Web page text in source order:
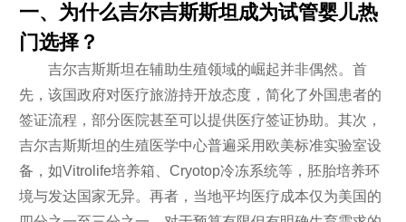
一、为什么吉尔吉斯斯坦成为试管婴儿热
门选择？
吉尔吉斯斯坦在辅助生殖领域的崛起并非偶然。首
先，该国政府对医疗旅游持开放态度，简化了外国患者的
签证流程，部分医院甚至可以提供医疗签证协助。其次，
吉尔吉斯斯坦的生殖医学中心普遍采用欧美标准实验室设
备，如Vitrolife培养箱、Cryotop冷冻系统等，胚胎培养环
境与发达国家无异。再者，当地平均医疗成本仅为美国的